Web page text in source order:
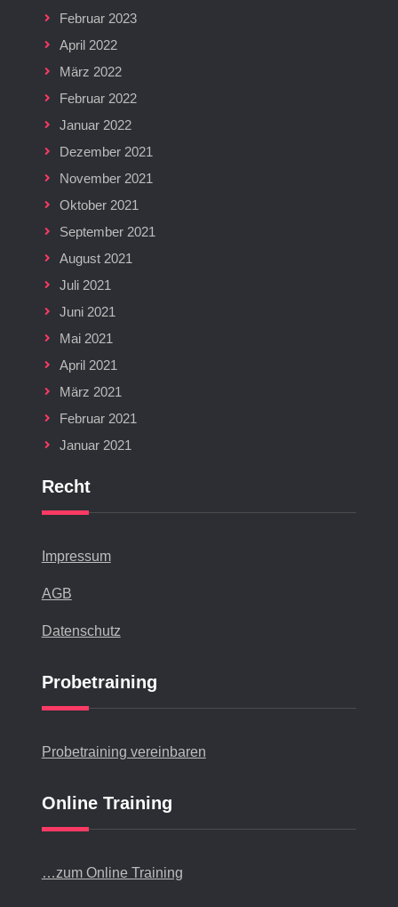
Februar 2023
April 2022
März 2022
Februar 2022
Januar 2022
Dezember 2021
November 2021
Oktober 2021
September 2021
August 2021
Juli 2021
Juni 2021
Mai 2021
April 2021
März 2021
Februar 2021
Januar 2021
Recht
Impressum
AGB
Datenschutz
Probetraining
Probetraining vereinbaren
Online Training
…zum Online Training